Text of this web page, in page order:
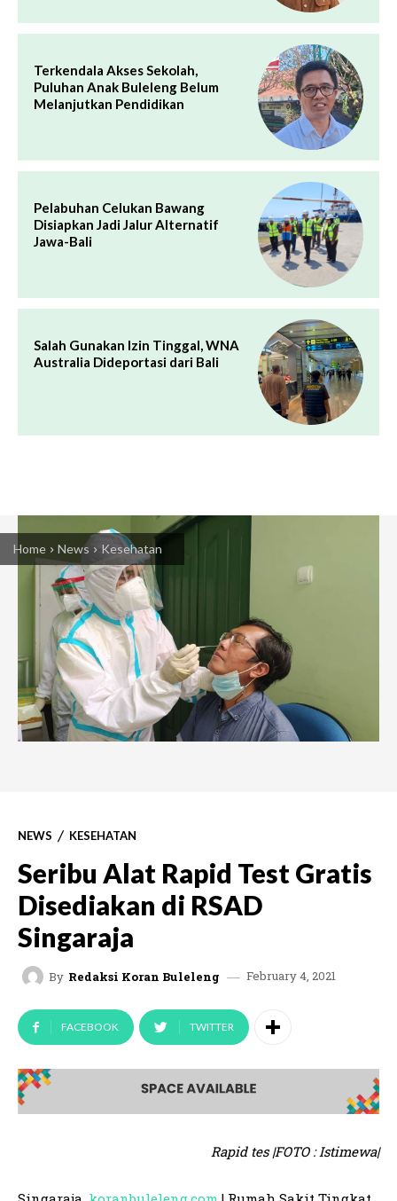
Terkendala Akses Sekolah,
Puluhan Anak Buleleng Belum
Melanjutkan Pendidikan
Pelabuhan Celukan Bawang
Disiapkan Jadi Jalur Alternatif
Jawa-Bali
Salah Gunakan Izin Tinggal, WNA
Australia Dideportasi dari Bali